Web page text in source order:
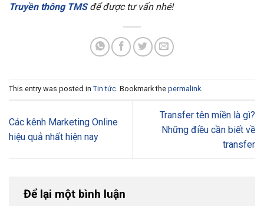
Truyền thông TMSđể được tư vấn nhé!
This entry was posted in Tin tức. Bookmark the permalink.
Các kênh Marketing Online
hiệu quả nhất hiện nay
Transfer tên miền là gì?
Những điều cần biết về
transfer
Để lại một bình luận